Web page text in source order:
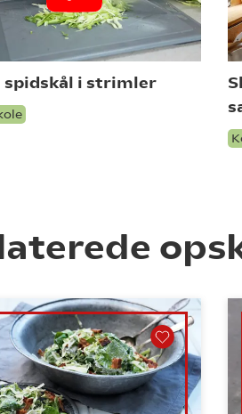
spidskål i strimler